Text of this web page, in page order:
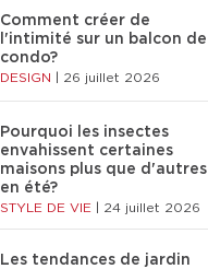
Comment créer de
l'intimité sur un balcon de
condo?
DESIGN 26 juillet 2026
Pourquoi les insectes
envahissent certaines
maisons plus que d'autres
en été?
STYLE DE VIE 24 juillet 2026
Les tendances de jardin